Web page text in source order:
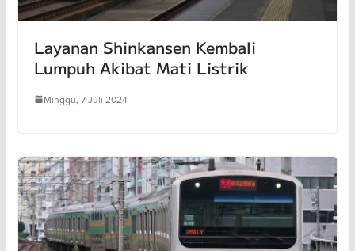
Layanan Shinkansen Kembali
Lumpuh Akibat Mati Listrik
Minggu, 7 Juli 2024